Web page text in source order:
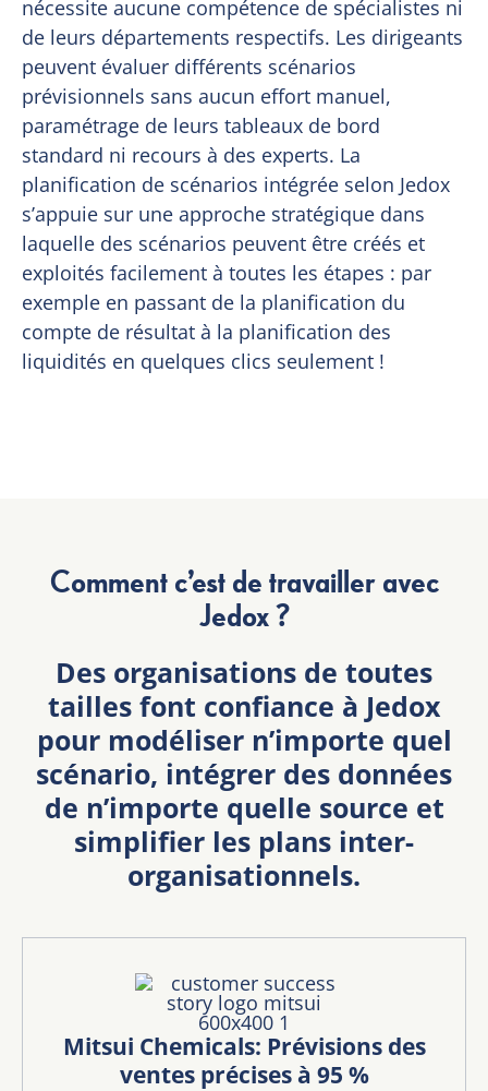
nécessite aucune compétence de spécialistes ni
de leurs départements respectifs. Les dirigeants
peuvent évaluer différents scénarios
prévisionnels sans aucun effort manuel,
paramétrage de leurs tableaux de bord
standard ni recours à des experts. La
planification de scénarios intégrée selon Jedox
s’appuie sur une approche stratégique dans
laquelle des scénarios peuvent être créés et
exploités facilement à toutes les étapes : par
exemple en passant de la planification du
compte de résultat à la planification des
liquidités en quelques clics seulement !
Comment c’est de travailler avec
Jedox ?
Des organisations de toutes
tailles font confiance à Jedox
pour modéliser n’importe quel
scénario, intégrer des données
de n’importe quelle source et
simplifier les plans inter-
organisationnels.
Mitsui Chemicals: Prévisions des
ventes précises à 95 %